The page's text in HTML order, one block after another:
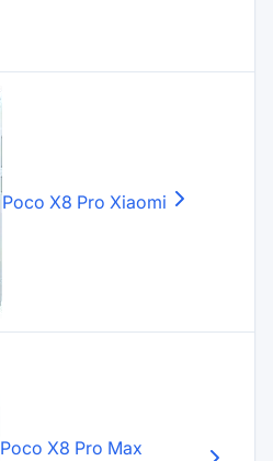
Poco X8 Pro Xiaomi
Poco X8 Pro Max